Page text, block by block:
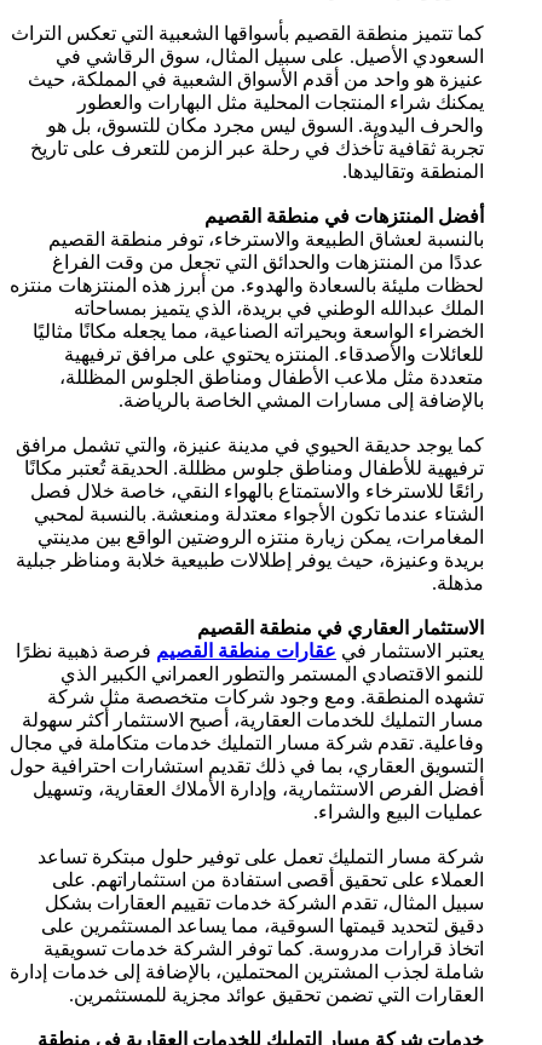
كما تتميز منطقة القصيم بأسواقها الشعبية التي تعكس التراث
السعودي الأصيل. على سبيل المثال، سوق الرقاشي في
عنيزة هو واحد من أقدم الأسواق الشعبية في المملكة، حيث
يمكنك شراء المنتجات المحلية مثل البهارات والعطور
والحرف اليدوية. السوق ليس مجرد مكان للتسوق، بل هو
تجربة ثقافية تأخذك في رحلة عبر الزمن للتعرف على تاريخ
المنطقة وتقاليدها.
أفضل المنتزهات في منطقة القصيم
بالنسبة لعشاق الطبيعة والاسترخاء، توفر منطقة القصيم
عددًا من المنتزهات والحدائق التي تجعل من وقت الفراغ
لحظات مليئة بالسعادة والهدوء. من أبرز هذه المنتزهات منتزه
الملك عبدالله الوطني في بريدة، الذي يتميز بمساحاته
الخضراء الواسعة وبحيراته الصناعية، مما يجعله مكانًا مثاليًا
للعائلات والأصدقاء. المنتزه يحتوي على مرافق ترفيهية
متعددة مثل ملاعب الأطفال ومناطق الجلوس المظللة،
بالإضافة إلى مسارات المشي الخاصة بالرياضة.
كما يوجد حديقة الحيوي في مدينة عنيزة، والتي تشمل مرافق
ترفيهية للأطفال ومناطق جلوس مظللة. الحديقة تُعتبر مكانًا
رائعًا للاسترخاء والاستمتاع بالهواء النقي، خاصة خلال فصل
الشتاء عندما تكون الأجواء معتدلة ومنعشة. بالنسبة لمحبي
المغامرات، يمكن زيارة منتزه الروضتين الواقع بين مدينتي
بريدة وعنيزة، حيث يوفر إطلالات طبيعية خلابة ومناظر جبلية
مذهلة.
الاستثمار العقاري في منطقة القصيم
يعتبر الاستثمار في عقارات منطقة القصيم فرصة ذهبية نظرًا
للنمو الاقتصادي المستمر والتطور العمراني الكبير الذي
تشهده المنطقة. ومع وجود شركات متخصصة مثل شركة
مسار التمليك للخدمات العقارية، أصبح الاستثمار أكثر سهولة
وفاعلية. تقدم شركة مسار التمليك خدمات متكاملة في مجال
التسويق العقاري، بما في ذلك تقديم استشارات احترافية حول
أفضل الفرص الاستثمارية، وإدارة الأملاك العقارية، وتسهيل
عمليات البيع والشراء.
شركة مسار التمليك تعمل على توفير حلول مبتكرة تساعد
العملاء على تحقيق أقصى استفادة من استثماراتهم. على
سبيل المثال، تقدم الشركة خدمات تقييم العقارات بشكل
دقيق لتحديد قيمتها السوقية، مما يساعد المستثمرين على
اتخاذ قرارات مدروسة. كما توفر الشركة خدمات تسويقية
شاملة لجذب المشترين المحتملين، بالإضافة إلى خدمات إدارة
العقارات التي تضمن تحقيق عوائد مجزية للمستثمرين.
خدمات شركة مسار التمليك للخدمات العقارية في منطقة